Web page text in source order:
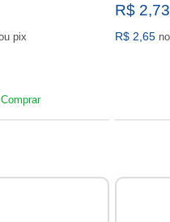
no boleto ou pix
Comprar
R$ 2,73
R$ 2,65